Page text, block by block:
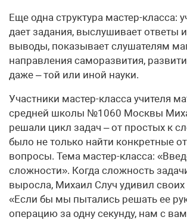
Еще одна структура мастер-класса:
дает задания, выслушивает ответы
выводы, показывает слушателям
направления саморазвития,
даже – той или иной науки.
Участники мастер-класса учителя
средней школы №1060 Москвы
решали цикл задач – от простых к
было не только найти конкретные
вопросы. Тема мастер-класса:
сложности». Когда сложность
выросла, Михаил Случ удивил своих
«Если бы мы пытались решать ее
операцию за одну секунду, нам с